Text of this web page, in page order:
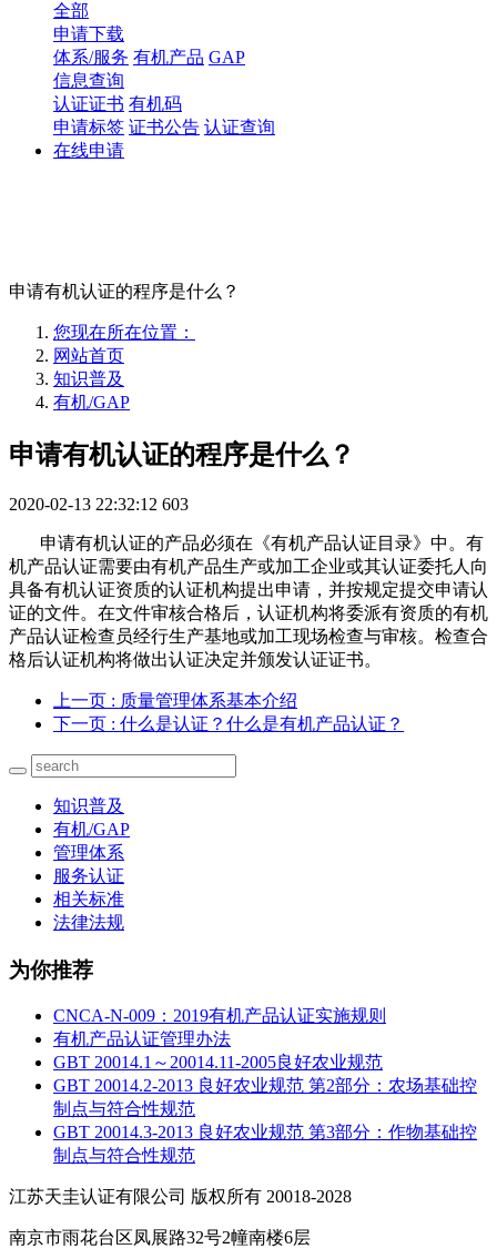
全部
申请下载
体系/服务 有机产品 GAP
信息查询
认证证书 有机码
申请标签 证书公告 认证查询
在线申请
申请有机认证的程序是什么？
您现在所在位置：
网站首页
知识普及
有机/GAP
申请有机认证的程序是什么？
2020-02-13 22:32:12 603
申请有机认证的产品必须在《有机产品认证目录》中。有
机产品认证需要由有机产品生产或加工企业或其认证委托人向
具备有机认证资质的认证机构提出申请，并按规定提交申请认
证的文件。在文件审核合格后，认证机构将委派有资质的有机
产品认证检查员经行生产基地或加工现场检查与审核。检查合
格后认证机构将做出认证决定并颁发认证证书。
上一页 : 质量管理体系基本介绍
下一页 : 什么是认证？什么是有机产品认证？
知识普及
有机/GAP
管理体系
服务认证
相关标准
法律法规
为你推荐
CNCA-N-009：2019有机产品认证实施规则
有机产品认证管理办法
GBT 20014.1～20014.11-2005良好农业规范
GBT 20014.2-2013 良好农业规范 第2部分：农场基础控
制点与符合性规范
GBT 20014.3-2013 良好农业规范 第3部分：作物基础控
制点与符合性规范
江苏天圭认证有限公司 版权所有 20018-2028
南京市雨花台区凤展路32号2幢南楼6层